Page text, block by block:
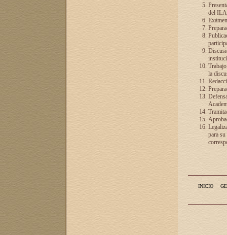
del
la
para
INICIO